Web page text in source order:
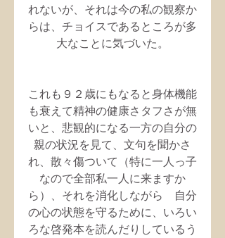
れないが、それは今の私の観察か
らは、チョイスであるところが多
大なことに気づいた。
これも９２歳にもなると身体機能
も衰えて精神の健康さタフさが無
いと、悲観的になる一方の自分の
親の状況を見て、文句を聞かさ
れ、散々傷ついて（特に一人っ子
なので全部私一人に来ますか
ら）、それを消化しながら　自分
の心の状態を守るために、いろい
ろな啓発本を読んだりしているう